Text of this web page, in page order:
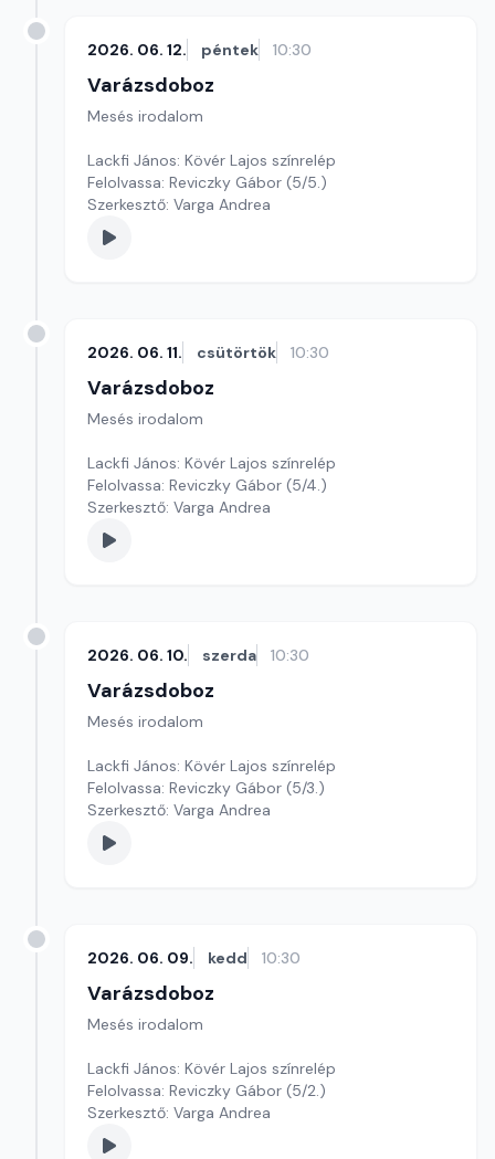
2026. 06. 12. péntek 10:30
Varázsdoboz
Mesés irodalom
Lackfi János: Kövér Lajos színrelép
Felolvassa: Reviczky Gábor (5/5.)
Szerkesztő: Varga Andrea
2026. 06. 11. csütörtök 10:30
Varázsdoboz
Mesés irodalom
Lackfi János: Kövér Lajos színrelép
Felolvassa: Reviczky Gábor (5/4.)
Szerkesztő: Varga Andrea
2026. 06. 10. szerda 10:30
Varázsdoboz
Mesés irodalom
Lackfi János: Kövér Lajos színrelép
Felolvassa: Reviczky Gábor (5/3.)
Szerkesztő: Varga Andrea
2026. 06. 09. kedd 10:30
Varázsdoboz
Mesés irodalom
Lackfi János: Kövér Lajos színrelép
Felolvassa: Reviczky Gábor (5/2.)
Szerkesztő: Varga Andrea